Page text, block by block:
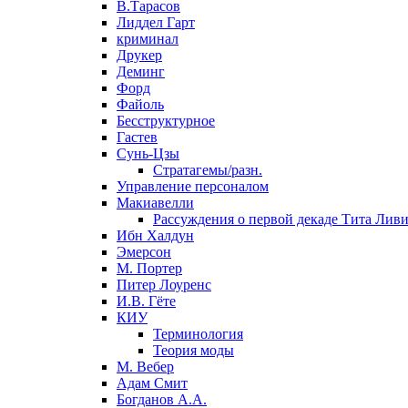
В.Тарасов
Лиддел Гарт
криминал
Друкер
Деминг
Форд
Файоль
Бесструктурное
Гастев
Сунь-Цзы
Стратагемы/разн.
Управление персоналом
Макиавелли
Рассуждения о первой декаде Тита
Ибн Халдун
Эмерсон
М. Портер
Питер Лоуренс
И.В. Гёте
КИУ
Терминология
Теория моды
М. Вебер
Адам Смит
Богданов А.А.